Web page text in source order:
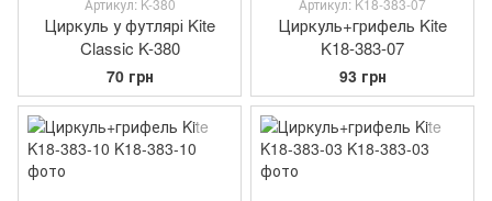
Артикул: K-380
Циркуль у футлярі Kite
Classic K-380
70 грн
Артикул: K18-383-07
Циркуль+грифель Kite
K18-383-07
93 грн